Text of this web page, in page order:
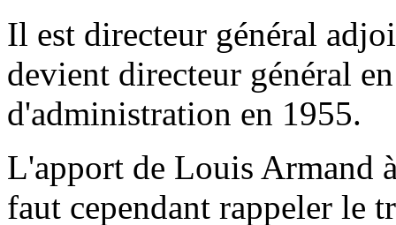
Il est directeur général
devient directeur général
d'administration en 1955.
L'apport de Louis Armand
faut cependant rappeler le